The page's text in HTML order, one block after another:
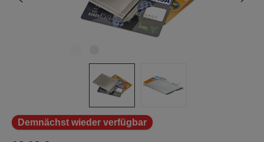
Demnächst wieder verfügbar